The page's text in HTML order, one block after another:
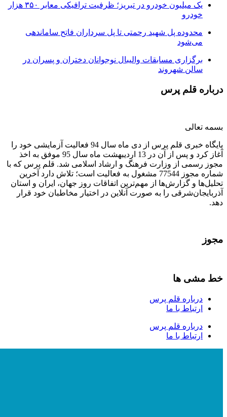
یک میلیون خودرو در تبریز؛ ظرفیت ترافیکی معابر ۳۵۰ هزار
خودرو
محدوده پل شهید رحمتی تا پل سرداران فاتح ساماندهی
می‌شود
برگزاری مسابقات والیبال نوجوانان دختران و پسران در
سالن شهروند
درباره قلم پرس
بسمه تعالی
پایگاه خبری قلم پرس از دی ماه سال 94 فعالیت آزمایشی خود را
آغاز کرد و پس از آن در 13 اردیبهشت ماه سال 95 موفق به اخذ
مجوز رسمی از وزارت فرهنگ و ارشاد اسلامی شد. قلم پرس که با
شماره مجوز 77544 مشغول به فعالیت است؛ تلاش دارد آخرین
تحلیل‌ها و گزارش‌ها از مهم‌ترین اتفاقات روز جهان، ایران و استان
آذربایجان‌شرقی را به صورت آنلاین در اختیار مخاطبان خود قرار
دهد.
مجوز
خط مشی ها
درباره قلم پرس
ارتباط با ما
درباره قلم پرس
ارتباط با ما